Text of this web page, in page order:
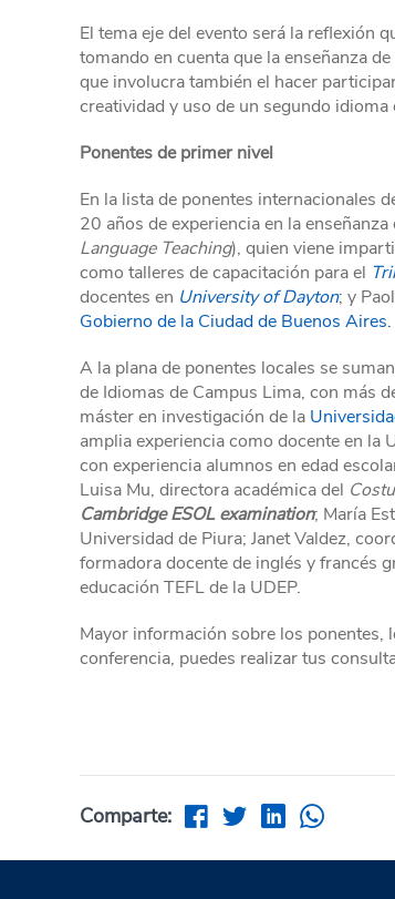
El tema eje del evento será la reflexión
tomando en cuenta que la enseñanza
que involucra también el hacer
creatividad y uso de un segundo
Ponentes de primer nivel
En la lista de ponentes internacionales
20 años de experiencia en la
Language Teaching), quien viene
como talleres de capacitación para el
docentes en University of Dayton; y
Gobierno de la Ciudad de Buenos Aires.
A la plana de ponentes locales se
de Idiomas de Campus Lima, con más
máster en investigación de la
amplia experiencia como docente en la
con experiencia alumnos en edad
Luisa Mu, directora académica del
Cambridge ESOL examination; María
Universidad de Piura; Janet Valdez,
formadora docente de inglés y francés
educación TEFL de la UDEP.
Mayor información sobre los ponentes,
conferencia, puedes realizar tus
Comparte: